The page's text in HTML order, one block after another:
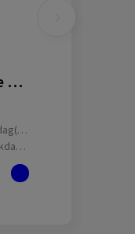
Maximilian huisvormige gerecyclede sleutelhanger voor hulpsleutel